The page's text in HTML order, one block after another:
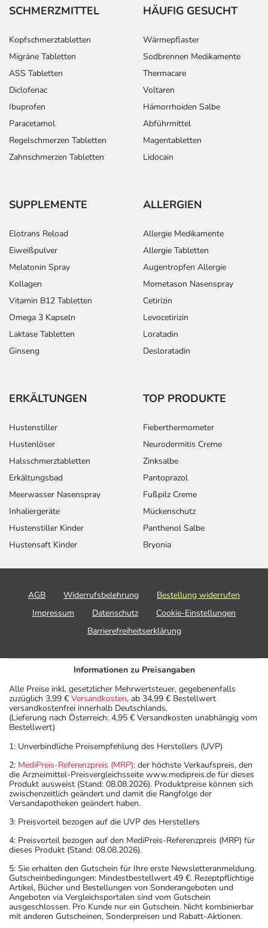
SCHMERZMITTEL
Kopfschmerztabletten
Migräne Tabletten
ASS Tabletten
Diclofenac
Ibuprofen
Paracetamol
Regelschmerzen Tabletten
Zahnschmerzen Tabletten
HÄUFIG GESUCHT
Wärmepflaster
Sodbrennen Medikamente
Thermacare
Voltaren
Hämorrhoiden Salbe
Abführmittel
Magentabletten
Lidocain
SUPPLEMENTE
Elotrans Reload
Eiweißpulver
Melatonin Spray
Kollagen
Vitamin B12 Tabletten
Omega 3 Kapseln
Laktase Tabletten
Ginseng
ALLERGIEN
Allergie Medikamente
Allergie Tabletten
Augentropfen Allergie
Mometason Nasenspray
Cetirizin
Levocetirizin
Loratadin
Desloratadin
ERKÄLTUNGEN
Hustenstiller
Hustenlöser
Halsschmerztabletten
Erkältungsbad
Meerwasser Nasenspray
Inhaliergeräte
Hustenstiller Kinder
Hustensaft Kinder
TOP PRODUKTE
Fieberthermometer
Neurodermitis Creme
Zinksalbe
Pantoprazol
Fußpilz Creme
Mückenschutz
Panthenol Salbe
Bryonia
AGB Widerrufsbelehrung
Bestellung widerrufen
Impressum
Datenschutz
Cookie-Einstellungen
Barrierefreiheitserklärung
Informationen zu Preisangaben
Alle Preise inkl. gesetzlicher Mehrwertsteuer, gegebenenfalls
zuzüglich 3,99 € Versandkosten, ab 34,99 € Bestellwert
versandkostenfrei innerhalb Deutschlands.
(Lieferung nach Österreich: 4,95 € Versandkosten unabhängig vom
Bestellwert)
1: Unverbindliche Preisempfehlung des Herstellers (UVP)
2: MediPreis-Referenzpreis (MRP): der höchste Verkaufspreis, den
die Arzneimittel-Preisvergleichsseite www.medipreis.de für dieses
Produkt ausweist (Stand: 08.08.2026). Produktpreise können sich
zwischenzeitlich geändert und damit die Rangfolge der
Versandapotheken geändert haben.
3: Preisvorteil bezogen auf die UVP des Herstellers
4: Preisvorteil bezogen auf den MediPreis-Referenzpreis (MRP) für
dieses Produkt (Stand: 08.08.2026).
5: Sie erhalten den Gutschein für Ihre erste Newsletteranmeldung.
Gutscheinbedingungen: Mindestbestellwert 49 €. Rezeptpflichtige
Artikel, Bücher und Bestellungen von Sonderangeboten und
Angeboten via Vergleichsportalen sind vom Gutschein
ausgeschlossen. Pro Kunde nur ein Gutschein. Nicht kombinierbar
mit anderen Gutscheinen, Sonderpreisen und Rabatt-Aktionen.